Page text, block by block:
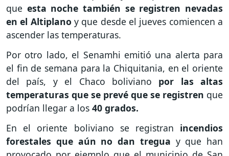
que esta noche también se registren nevadas
en el Altiplano y que desde el jueves comiencen a
ascender las temperaturas.
Por otro lado, el Senamhi emitió una alerta para
el fin de semana para la Chiquitania, en el oriente
del país, y el Chaco boliviano por las altas
temperaturas que se prevé que se registren que
podrían llegar a los 40 grados.
En el oriente boliviano se registran incendios
forestales que aún no dan tregua y que han